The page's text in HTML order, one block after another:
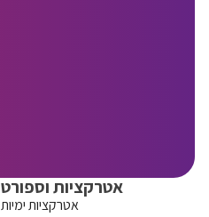
אטרקציות וספורט
אטרקציות ימיות